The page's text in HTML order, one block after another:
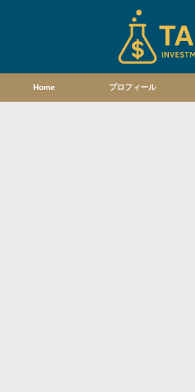
Home プロフィール